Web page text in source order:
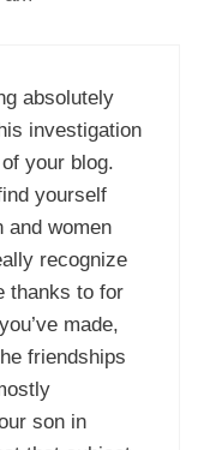
absolutely
investigation
your blog.
yourself
and women
recognize
thanks to for
made,
friendships
son in